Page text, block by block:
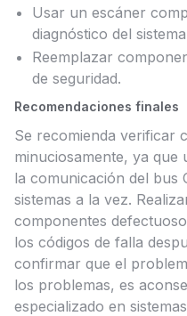
Usar un escáner
diagnóstico del
Reemplazar
de seguridad.
Recomendaciones finales
Se recomienda verificar
minuciosamente, ya que
la comunicación del bus
sistemas a la vez.
componentes
los códigos de falla
confirmar que el
los problemas, es
especializado en